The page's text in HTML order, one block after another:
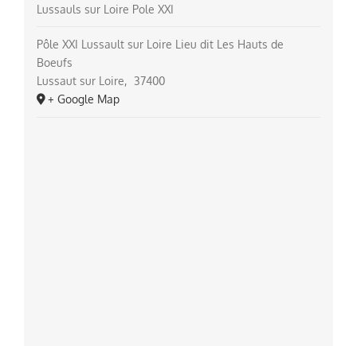
Lussauls sur Loire Pole XXI
Pôle XXI Lussault sur Loire Lieu dit Les Hauts de
Boeufs
Lussaut sur Loire,
37400
+ Google Map